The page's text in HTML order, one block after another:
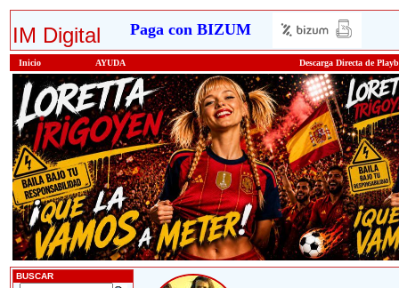
IM Digital Paga con BIZUM
Inicio AYUDA Descarga Directa de
BUSCAR